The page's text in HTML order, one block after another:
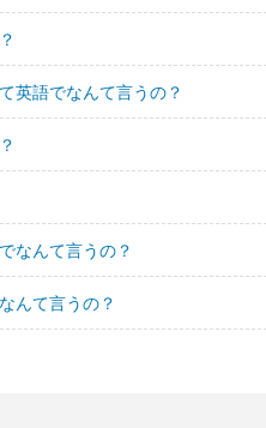
英語でなんて言うの？
なんて言うの？
んて言うの？